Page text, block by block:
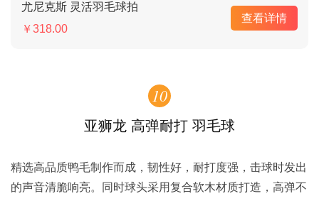
尤尼克斯 灵活羽毛球拍
￥318.00
查看详情
10
亚狮龙 高弹耐打 羽毛球
精选高品质鸭毛制作而成，韧性好，耐打度强，击球时发出
的声音清脆响亮。同时球头采用复合软木材质打造，高弹不